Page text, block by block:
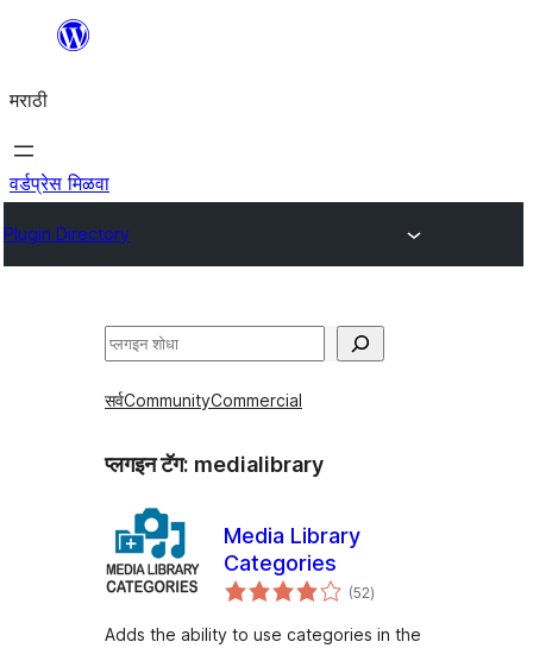
सामुग्रीवर
मराठी
वर्डप्रेस मिळवा
Plugin Directory
शोधा
सर्वCommunityCommercial
प्लगइन टॅग: medialibrary
Media Library
Categories
(52एकूण
मूल्यांकन
)
Adds the ability to use categories in the